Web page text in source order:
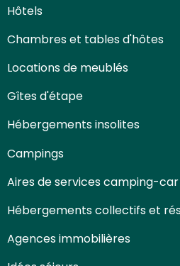
Hôtels
Chambres et tables d'hôtes
Locations de meublés
Gîtes d'étape
Hébergements insolites
Campings
Aires de services camping-car
Hébergements collectifs et
Agences immobilières